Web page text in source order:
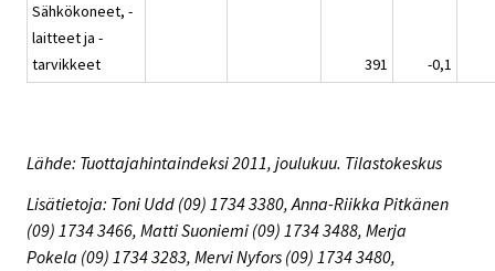
Sähkökoneet, -
laitteet ja -
tarvikkeet
391 -0,1
Lähde: Tuottajahintaindeksi 2011, joulukuu. Tilastokeskus
Lisätietoja: Toni Udd (09) 1734 3380, Anna-Riikka Pitkänen
(09) 1734 3466, Matti Suoniemi (09) 1734 3488, Merja
Pokela (09) 1734 3283, Mervi Nyfors (09) 1734 3480,